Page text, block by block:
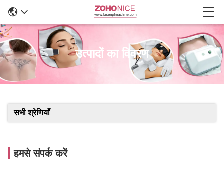
उत्पादों का विवरण
सभी श्रेणियाँ
हमसे संपर्क करें